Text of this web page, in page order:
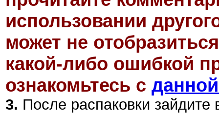
использовании
может не
какой-либо ошибкой
ознакомьтесь с
3. После распаковки зайдите